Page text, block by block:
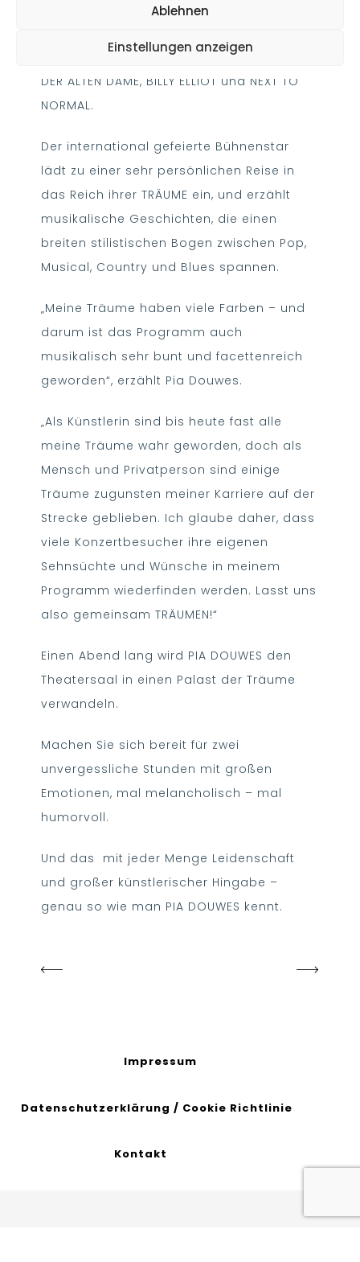
Ablehnen
Einstellungen anzeigen
PIA DOUWES – unvergessen als erste
und zuletzt in den Musicals DER BESUCH
DER ALTEN DAME, BILLY ELLIOT und NEXT TO
NORMAL.
Der international gefeierte Bühnenstar
lädt zu einer sehr persönlichen Reise in
das Reich ihrer TRÄUME ein, und erzählt
musikalische Geschichten, die einen
breiten stilistischen Bogen zwischen Pop,
Musical, Country und Blues spannen.
„Meine Träume haben viele Farben – und
darum ist das Programm auch
musikalisch sehr bunt und facettenreich
geworden“, erzählt Pia Douwes.
„Als Künstlerin sind bis heute fast alle
meine Träume wahr geworden, doch als
Mensch und Privatperson sind einige
Träume zugunsten meiner Karriere auf der
Strecke geblieben. Ich glaube daher, dass
viele Konzertbesucher ihre eigenen
Sehnsüchte und Wünsche in meinem
Programm wiederfinden werden. Lasst uns
also gemeinsam TRÄUMEN!“
Einen Abend lang wird PIA DOUWES den
Theatersaal in einen Palast der Träume
verwandeln.
Machen Sie sich bereit für zwei
unvergessliche Stunden mit großen
Emotionen, mal melancholisch – mal
humorvoll.
Und das mit jeder Menge Leidenschaft
und großer künstlerischer Hingabe –
genau so wie man PIA DOUWES kennt.
Impressum
Datenschutzerklärung / Cookie Richtlinie
Kontakt